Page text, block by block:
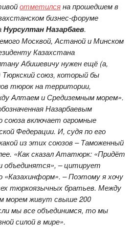
отметилсяна прошедшем в
бизнес-форуме
Нурсултан Назарбаев.
Москвой, Астаной и Минском
Казахстана
Абишевичу нужен ещё (а,
союз, который бы
тюрок на территории,
Алтаем и Средиземным морем».
Назарбаевым
союза включает огромные
Федерации. И, судя по его
из этих союзов – Таможенный
«Как сказал Ататюрк: «Придёт
объединятся», – цитирует
«Казахинформ». – Поэтому я хочу
тюркоязычных братьев. Между
морем живут свыше 200
мы все объединимся, то мы
силой в мире».